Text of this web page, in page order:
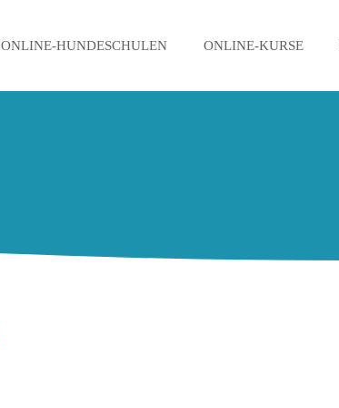
ONLINE-HUNDESCHULEN ONLINE-KURSE